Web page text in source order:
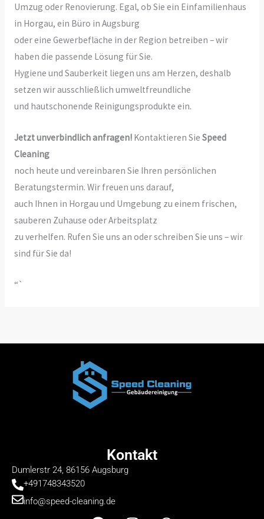
Umzug oder Renovierung. Egal, ob Sie ein Einfamilienhaus
in Horgau, ein Büro in Augsburg
oder eine Gewerbefläche in der Region betreiben – wir
haben die passende Lösung für Sie.
Hygiene und Sauberkeit liegen uns am Herzen, deshalb
setzen wir ausschließlich umweltfreundliche
und hautschonende Reinigungsprodukte ein.
Jetzt unverbindlich anfragen!Kontaktieren Sie Speed
Cleaning
noch heute und vereinbaren Sie Ihren persönlichen
Beratungstermin. Wir freuen uns darauf,
auch Ihnen in Horgau und Umgebung zu einem frischen,
sauberen Zuhause oder Arbeitsplatz
zu verhelfen. Rufen Sie uns an oder schreiben Sie uns – wir
sind für Sie da!
“`
Kontakt
Dumlerstr 24, 86156 Augsburg
+491748343520
info@speed-cleaning.de